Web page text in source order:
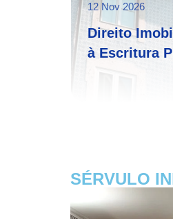
12 Nov 2026
Direito
à Escritura
SÉRVULO